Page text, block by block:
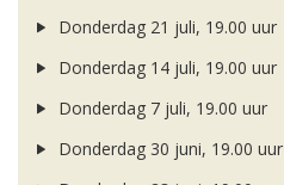
Donderdag 21 juli, 19.00 uur
Donderdag 14 juli, 19.00 uur
Donderdag 7 juli, 19.00 uur
Donderdag 30 juni, 19.00 uur